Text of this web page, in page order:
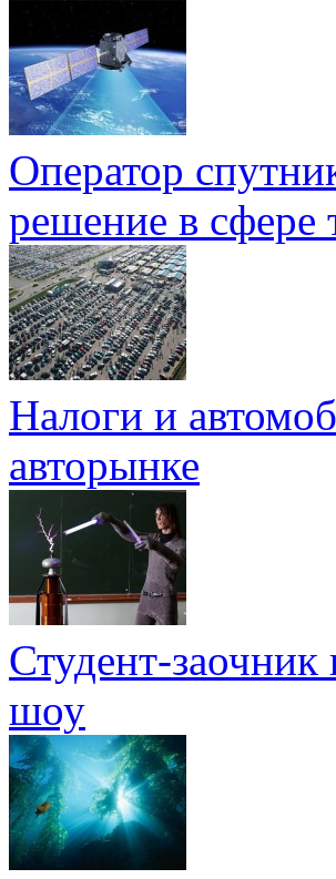
Оператор
решение в сфере
Налоги и
авторынке
Студент-заочник
шоу